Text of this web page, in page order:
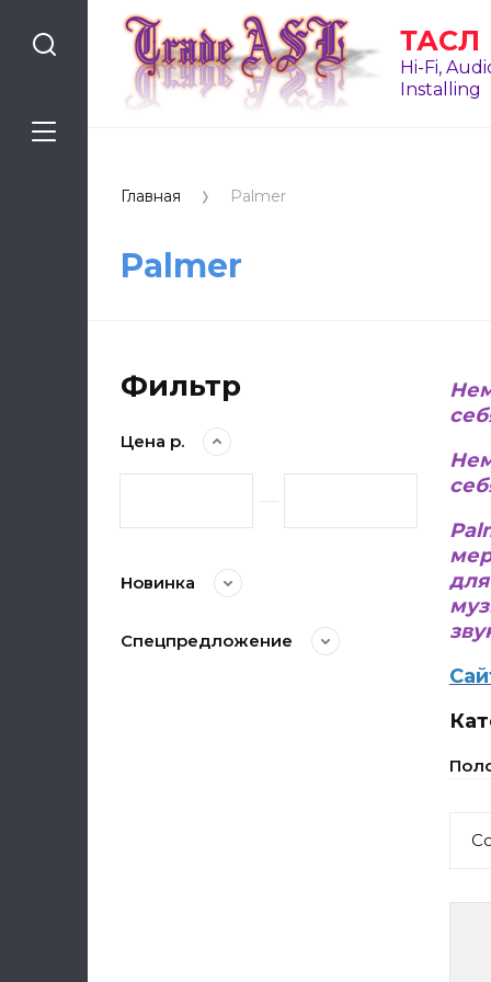
ТАСЛ
Hi-Fi,
Installing
Главная Palmer
Palmer
Фильтр
Цена р.
Новинка
Спецпредложение